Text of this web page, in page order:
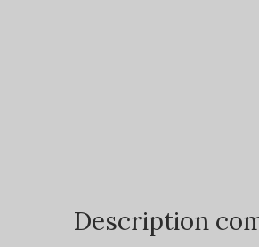
Description